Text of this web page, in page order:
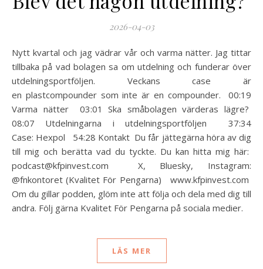
2026-04-03
Nytt kvartal och jag vädrar vår och varma nätter. Jag tittar
tillbaka på vad bolagen sa om utdelning och funderar över
utdelningsportföljen. Veckans case är
en plastcompounder som inte är en compounder. 00:19
Varma nätter 03:01 Ska småbolagen värderas lägre?
08:07 Utdelningarna i utdelningsportföljen 37:34
Case: Hexpol 54:28 Kontakt Du får jättegärna höra av dig
till mig och berätta vad du tyckte. Du kan hitta mig här:
podcast@kfpinvest.com X, Bluesky, Instagram:
@fnkontoret (Kvalitet För Pengarna) www.kfpinvest.com
Om du gillar podden, glöm inte att följa och dela med dig till
andra. Följ gärna Kvalitet För Pengarna på sociala medier.
LÄS MER